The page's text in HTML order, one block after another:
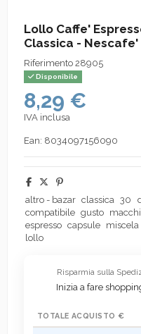
Lollo Caffe'
Classica -
Riferimento 28905
Disponibile
8,29 €
IVA inclusa
Ean: 8034097156090
altro - bazar classica 30
compatibile gusto
espresso capsule miscela
lollo
Risparmia sulla
Inizia a fare
TOTALE ACQUISTO €